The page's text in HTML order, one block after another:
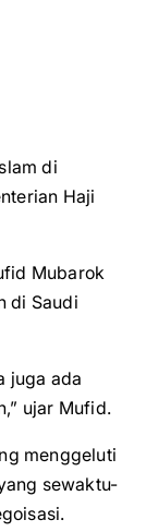
di
Haji
Mubarok
di Saudi
juga ada
ujar Mufid.
menggeluti
sewaktu-